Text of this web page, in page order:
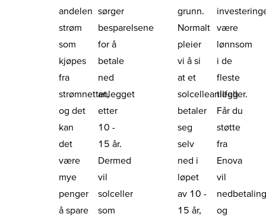
andelen
strøm
som
kjøpes
fra
strømnettet,
og det
kan
det
være
mye
penger
å spare
sørger
besparelsene
for å
betale
ned
anlegget
etter
10 -
15 år.
Dermed
vil
solceller
som
grunn.
Normalt
pleier
vi å si
at et
solcelleanlegg
betaler
seg
selv
ned i
løpet
av 10 -
15 år,
være
lønnsom
i de
fleste
tilfeller.
Får du
støtte
fra
Enova
vil
og